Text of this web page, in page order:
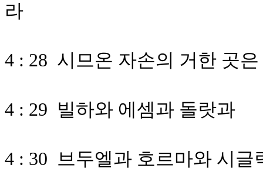
라
4 : 28 시므온 자손의 거한 곳
4 : 29 빌하와 에셈과 돌랏과
4 : 30 브두엘과 호르마와 시글